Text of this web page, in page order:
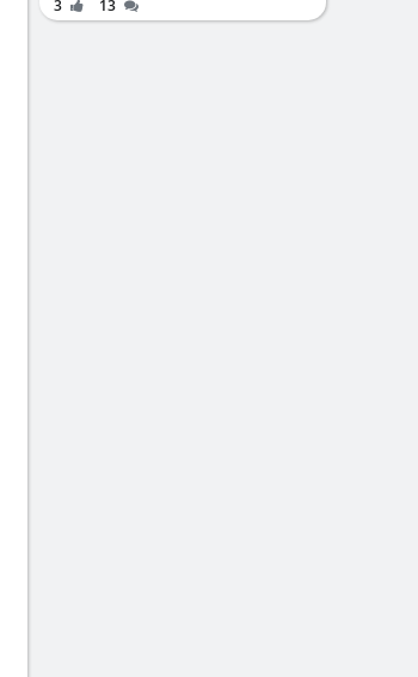
3 13